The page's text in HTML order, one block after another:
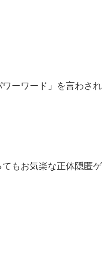
ーワード」を言わされ
てもお気楽な正体隠匿ゲ